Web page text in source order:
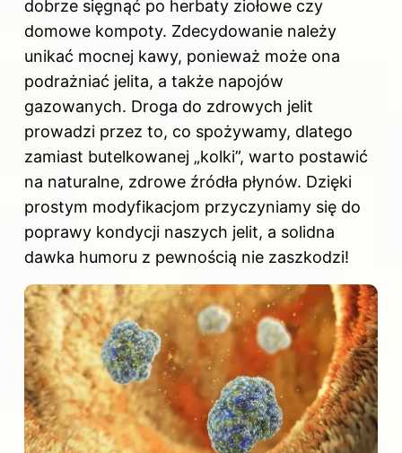
dobrze sięgnąć po herbaty ziołowe czy
domowe kompoty. Zdecydowanie należy
unikać mocnej kawy, ponieważ może ona
podrażniać jelita, a także napojów
gazowanych. Droga do zdrowych jelit
prowadzi przez to, co spożywamy, dlatego
zamiast butelkowanej „kolki”, warto postawić
na naturalne, zdrowe źródła płynów. Dzięki
prostym modyfikacjom przyczyniamy się do
poprawy kondycji naszych jelit, a solidna
dawka humoru z pewnością nie zaszkodzi!